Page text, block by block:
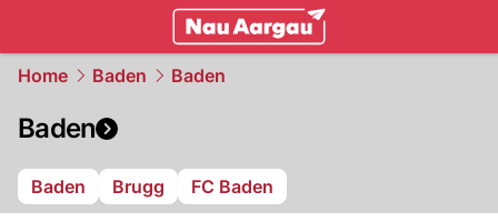
Home Baden Baden
Baden
Baden Brugg FC Baden